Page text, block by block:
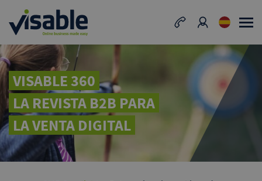
VISABLE 360
LA REVISTA B2B PARA
LA VENTA DIGITAL